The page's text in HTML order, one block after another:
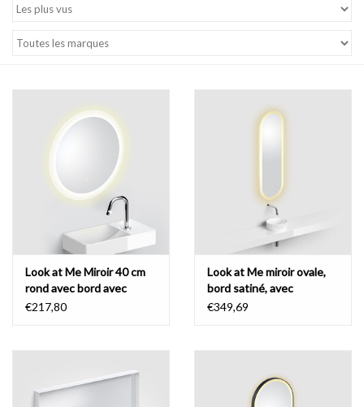
Toilettes
Robinets & vidanges
Meubles
Accessoires de salle de bain
pièce de rechange
Look at Me Miroir 40 cm
rond avec bord avec
éclairage LED et avec
€217,80
Look at Me miroir ovale,
bord satiné, avec
éclairage et contrôle par
€349,69